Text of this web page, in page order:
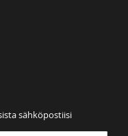
sähköpostiisi